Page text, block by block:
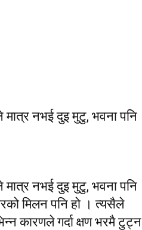
नभई दुइ मुटु, भवना पनि
नभई दुइ मुटु, भवना पनि
मिलन पनि हो । त्यसैले
कारणले गर्दा क्षण भरमै टुट्न